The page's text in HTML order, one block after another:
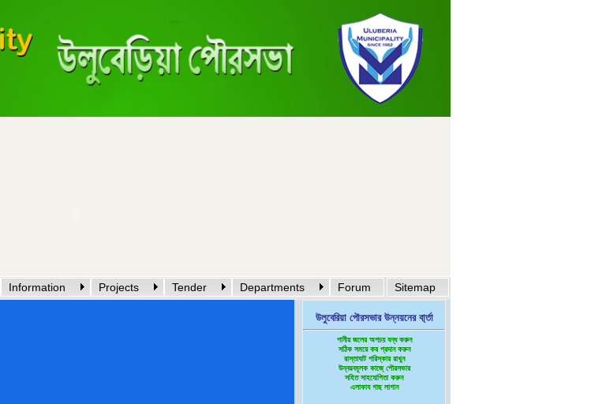
Information Projects Tender Departments Forum Sitemap
উলুবেরিয়া পৌরসভার উন্নয়নের বা্র্তা
পানীয় জলের অপচয় বন্ধ করুন
সঠিক সময়ে কর প্রদান করুন
রাস্তাঘাট পরিস্কার রাখুন
উন্নয়নমূলক কাজে্ পৌরসভার
সহিত সাহযোগিতা করুন
এলাকায গাছ লাগান